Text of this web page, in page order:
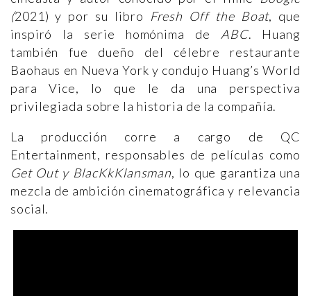
(2021) y por su libro Fresh Off the Boat, que
inspiró la serie homónima de ABC. Huang
también fue dueño del célebre restaurante
Baohaus en Nueva York y condujo Huang’s World
para Vice, lo que le da una perspectiva
privilegiada sobre la historia de la compañía.
La producción corre a cargo de QC
Entertainment, responsables de películas como
Get Out y BlacKkKlansman, lo que garantiza una
mezcla de ambición cinematográfica y relevancia
social.